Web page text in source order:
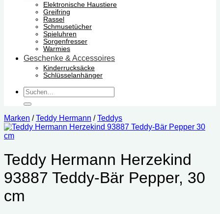
Elektronische Haustiere
Greifring
Rassel
Schmusetücher
Spieluhren
Sorgenfresser
Warmies
Geschenke & Accessoires
Kinderrucksäcke
Schlüsselanhänger
Suchen
nach:
Marken / Teddy Hermann / Teddys
Teddy Hermann Herzekind
93887 Teddy-Bär Pepper, 30
cm